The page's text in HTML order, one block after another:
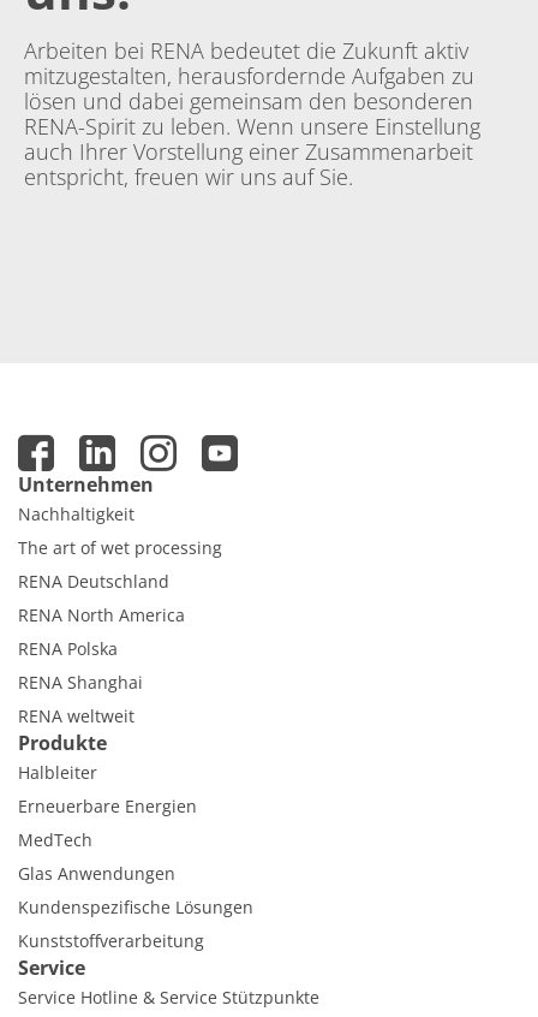
Arbeiten bei RENA bedeutet die Zukunft aktiv
mitzugestalten, herausfordernde Aufgaben zu
lösen und dabei gemeinsam den besonderen
RENA-Spirit zu leben. Wenn unsere Einstellung
auch Ihrer Vorstellung einer Zusammenarbeit
entspricht, freuen wir uns auf Sie.
Unternehmen
Nachhaltigkeit
The art of wet processing
RENA Deutschland
RENA North America
RENA Polska
RENA Shanghai
RENA weltweit
Produkte
Halbleiter
Erneuerbare Energien
MedTech
Glas Anwendungen
Kundenspezifische Lösungen
Kunststoffverarbeitung
Service
Service Hotline & Service Stützpunkte